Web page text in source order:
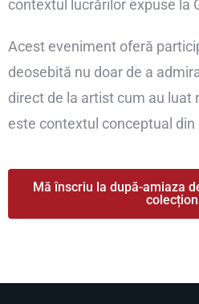
contextul lucrărilor expuse la
Acest eveniment oferă
deosebită nu doar de a
direct de la artist cum au luat
este contextul conceptual din
Mă înscriu la după-amiaza